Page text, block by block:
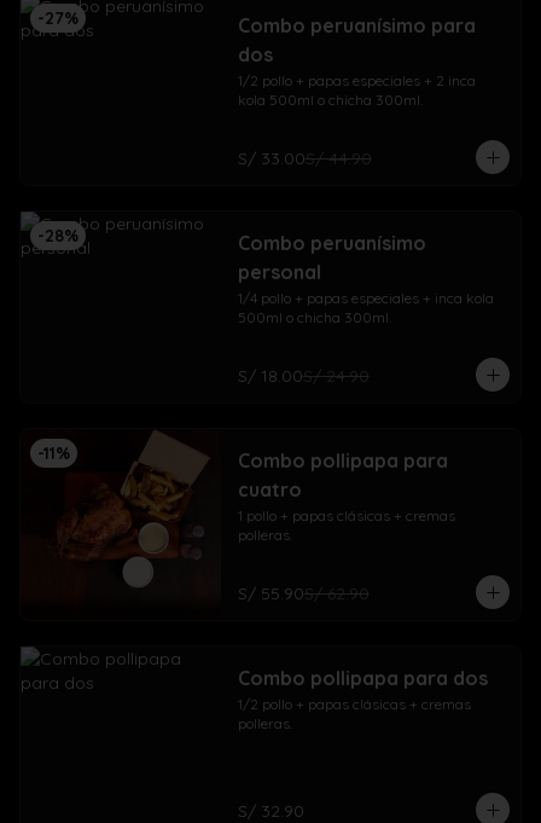
-27%
Combo peruanísimo para
dos
1/2 pollo + papas especiales + 2 inca
kola 500ml o chicha 300ml.
S/ 33.00S/ 44.90
-28%
Combo peruanísimo
personal
1/4 pollo + papas especiales + inca kola
500ml o chicha 300ml.
S/ 18.00S/ 24.90
-11%
Combo pollipapa para
cuatro
1 pollo + papas clásicas + cremas
polleras.
S/ 55.90S/ 62.90
Combo pollipapa para dos
1/2 pollo + papas clásicas + cremas
polleras.
S/ 32.90